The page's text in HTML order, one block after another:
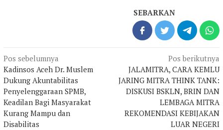
SEBARKAN
Navigasi
pos
Pos sebelumnya
Kadinsos Aceh Dr. Muslem
Dukung Akuntabilitas
Penyelenggaraan SPMB,
Keadilan Bagi Masyarakat
Kurang Mampu dan
Disabilitas
Pos berikutnya
JALAMITRA, CARA KEMLU
JARING MITRA THINK TANK:
DISKUSI BSKLN, BRIN DAN
LEMBAGA MITRA
REKOMENDASI KEBIJAKAN
LUAR NEGERI